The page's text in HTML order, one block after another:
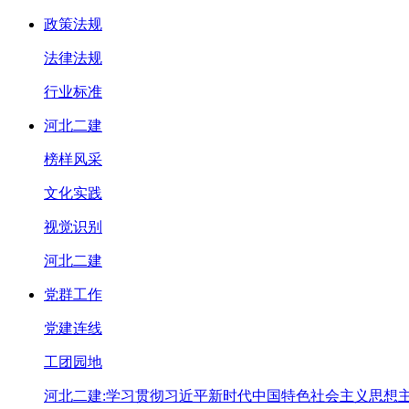
政策法规
法律法规
行业标准
河北二建
榜样风采
文化实践
视觉识别
河北二建
党群工作
党建连线
工团园地
河北二建:学习贯彻习近平新时代中国特色社会主义思想